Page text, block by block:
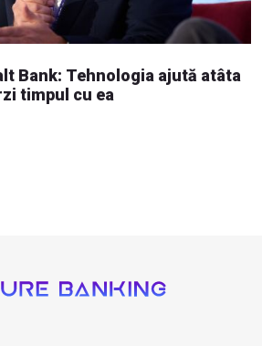
Bank: Tehnologia ajută atâta
timpul cu ea